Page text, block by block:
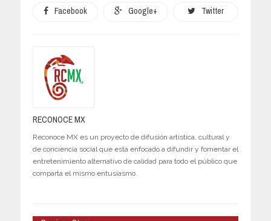
Facebook Google+ Twitter
RECONOCE MX
Reconoce MX es un proyecto de difusión artística, cultural y
de conciencia social que está enfocado a difundir y fomentar el
entretenimiento alternativo de calidad para todo el público que
comparta el mismo entusiasmo.